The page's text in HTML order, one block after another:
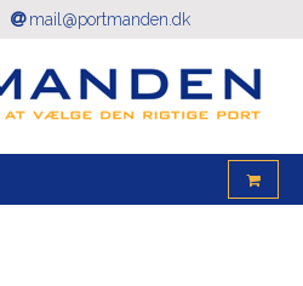
mail@portmanden.dk